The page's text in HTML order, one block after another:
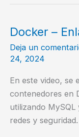
datos
–
y
beneficios
Docker –
Deja un
24, 2024
En este video, se
contenedores en
utilizando
redes y seguridad.